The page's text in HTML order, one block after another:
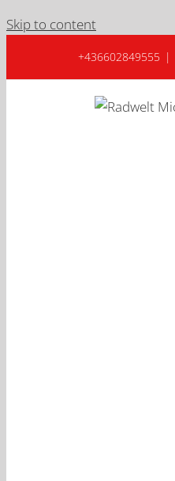
Skip to content
+436602849555 |